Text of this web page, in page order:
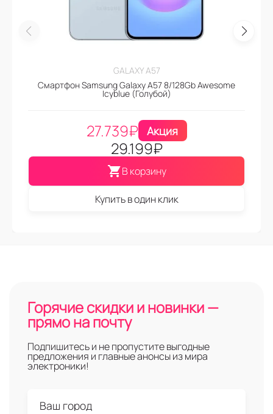
GALAXY A57
Смартфон Samsung Galaxy A57 8/128Gb Awesome
Icyblue (Голубой)
27.739₽ Акция
29.199₽
В корзину
Купить в один клик
Горячие скидки и новинки —
прямо на почту
Подпишитесь и не пропустите выгодные
предложения и главные анонсы из мира
электроники!